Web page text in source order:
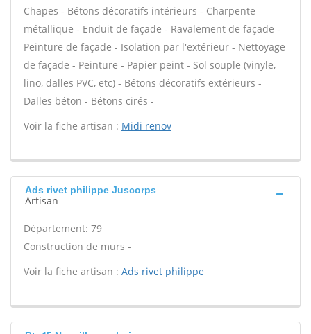
Chapes - Bétons décoratifs intérieurs - Charpente
métallique - Enduit de façade - Ravalement de façade -
Peinture de façade - Isolation par l'extérieur - Nettoyage
de façade - Peinture - Papier peint - Sol souple (vinyle,
lino, dalles PVC, etc) - Bétons décoratifs extérieurs -
Dalles béton - Bétons cirés -
Voir la fiche artisan : Midi renov
Ads rivet philippe Juscorps
Artisan
Département: 79
Construction de murs -
Voir la fiche artisan : Ads rivet philippe